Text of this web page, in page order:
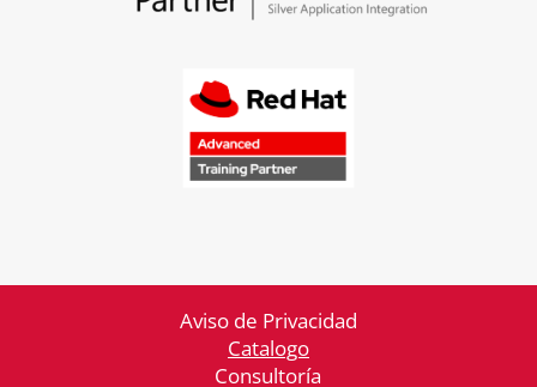
Aviso de Privacidad
Catalogo
Consultoría